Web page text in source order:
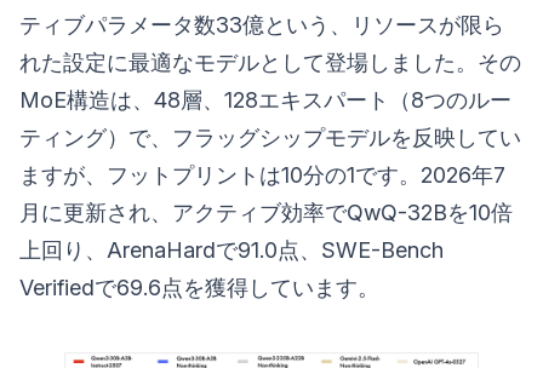
ティブパラメータ数33億という、リソースが限ら
れた設定に最適なモデルとして登場しました。その
MoE構造は、48層、128エキスパート（8つのルー
ティング）で、フラッグシップモデルを反映してい
ますが、フットプリントは10分の1です。2026年7
月に更新され、アクティブ効率でQwQ-32Bを10倍
上回り、ArenaHardで91.0点、SWE-Bench
Verifiedで69.6点を獲得しています。